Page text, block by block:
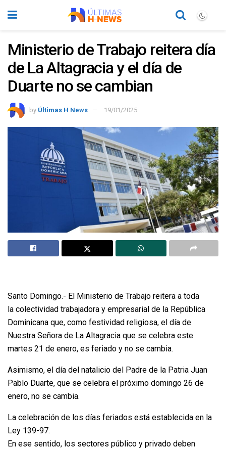
Ministerio de Trabajo reitera día
de La Altagracia y el día de
Duarte no se cambian
by Últimas H News 19/01/2025
Santo Domingo.- El Ministerio de Trabajo reitera a toda
la colectividad trabajadora y empresarial de la República
Dominicana que, como festividad religiosa, el día de
Nuestra Señora de La Altagracia que se celebra este
martes 21 de enero, es feriado y no se cambia.
Asimismo, el día del natalicio del Padre de la Patria Juan
Pablo Duarte, que se celebra el próximo domingo 26 de
enero, no se cambia.
La celebración de los días feriados está establecida en la
Ley 139-97.
En ese sentido, los sectores público y privado deben